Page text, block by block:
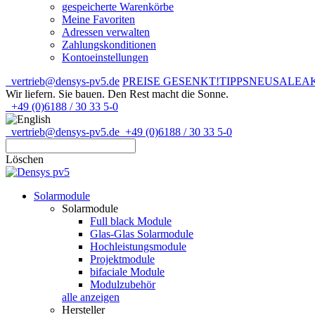
gespeicherte Warenkörbe
Meine Favoriten
Adressen verwalten
Zahlungskonditionen
Kontoeinstellungen
vertrieb@densys-pv5.de PREISE GESENKT!TIPPSNEUSALE
Wir liefern. Sie bauen. Den Rest macht die Sonne.
+49 (0)6188 / 30 33 5-0
vertrieb@densys-pv5.de +49 (0)6188 / 30 33 5-0
Löschen
Solarmodule
Solarmodule
Full black Module
Glas-Glas Solarmodule
Hochleistungsmodule
Projektmodule
bifaciale Module
Modulzubehör
alle anzeigen
Hersteller